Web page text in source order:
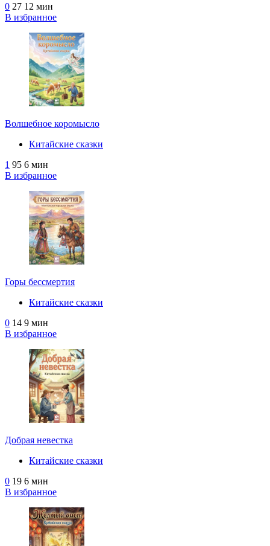
0 27 12 мин
В избранное
Волшебное коромысло
Китайские сказки
1 95 6 мин
В избранное
Горы бессмертия
Китайские сказки
0 14 9 мин
В избранное
Добрая невестка
Китайские сказки
0 19 6 мин
В избранное